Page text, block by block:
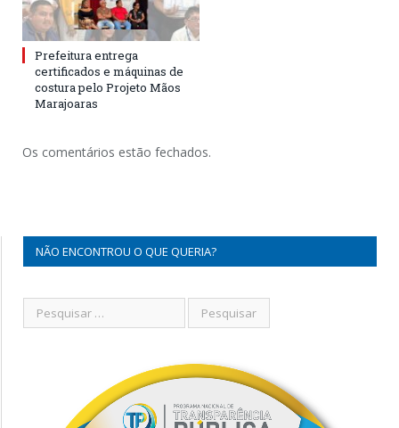
Prefeitura entrega
certificados e máquinas de
costura pelo Projeto Mãos
Marajoaras
Os comentários estão fechados.
NÃO ENCONTROU O QUE QUERIA?